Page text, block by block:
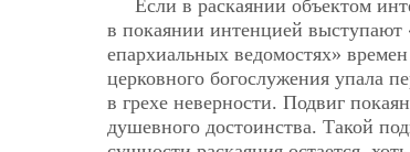
Если в раскаянии объектом
в покаянии интенцией выступают
епархиальных ведомостях»
церковного богослужения упала
в грехе неверности. Подвиг
душевного достоинства. Такой